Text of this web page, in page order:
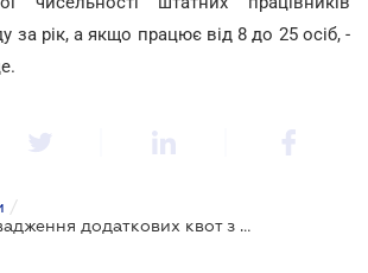
за рік, а якщо працює від 8 до 25 осіб, -
/
Планується впровадження додаткових квот з працевлаштування